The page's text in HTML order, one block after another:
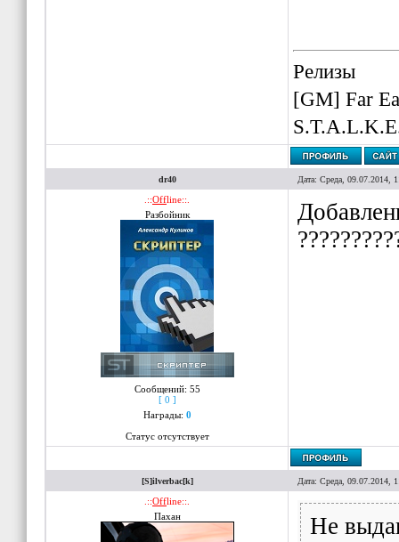
Релизы
[GM] Far
dr40 Дата: Среда, 09.07.2014,
.::Offline::.
Разбойник
Сообщений: 55
[ 0 ]
Награды: 0
Статус отсутствует
[S]ilverbac[k] Дата: Среда, 09.07.2014,
.::Offline::.
Пахан
Не